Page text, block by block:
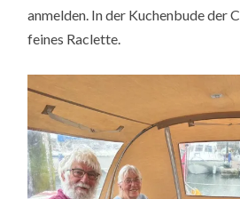
anmelden. In der Kuchenbude der
feines Raclette.